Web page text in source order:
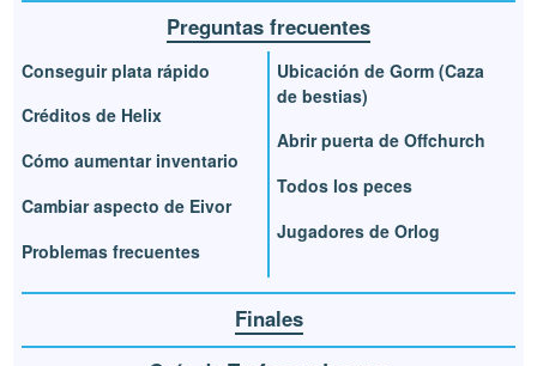
Preguntas frecuentes
Conseguir plata rápido
Créditos de Helix
Cómo aumentar inventario
Cambiar aspecto de Eivor
Problemas frecuentes
Ubicación de Gorm (Caza
de bestias)
Abrir puerta de Offchurch
Todos los peces
Jugadores de Orlog
Finales